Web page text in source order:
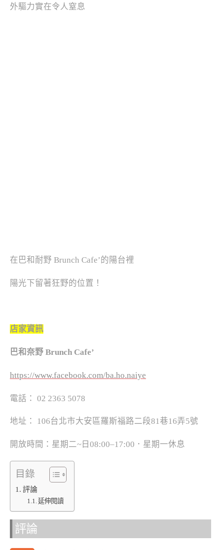
外驅力實在令人窒息
在巴和耐野 Brunch Cafe’的 陽台裡
陽光下留著狂野的位置！
店家資訊
巴和奈野 Brunch Cafe’
https://www.facebook.com/ba.ho.naiye
電話： 02 2363 5078
地址： 106台北市大安區羅斯福路二段81巷16弄5號
開放時間：星期二~日08:00–17:00．星期一休息
目錄
評論
延伸閱讀
評論